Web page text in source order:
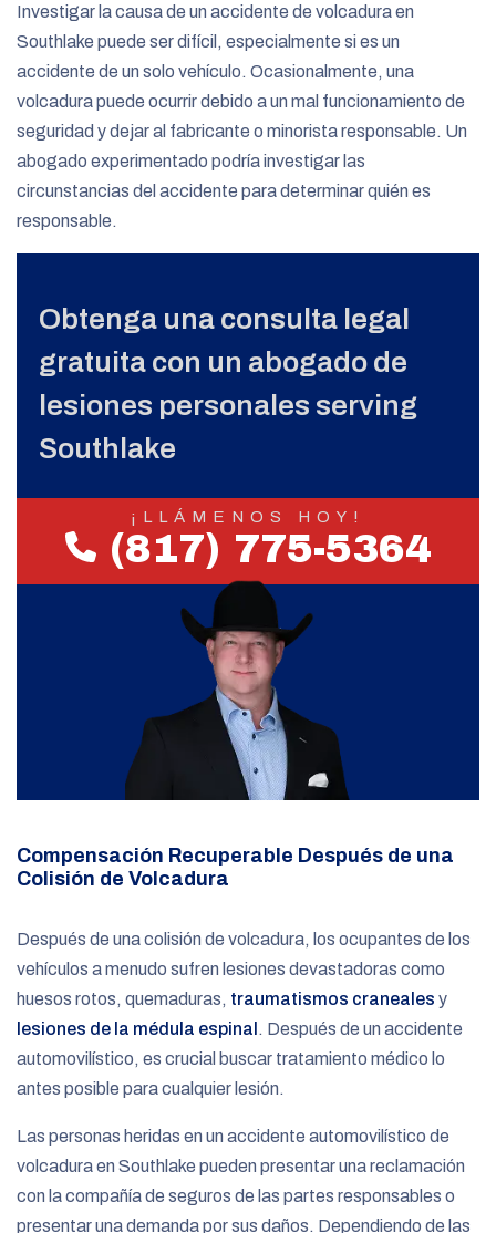
Investigar la causa de un accidente de volcadura en
Southlake puede ser difícil, especialmente si es un
accidente de un solo vehículo. Ocasionalmente, una
volcadura puede ocurrir debido a un mal funcionamiento de
seguridad y dejar al fabricante o minorista responsable. Un
abogado experimentado podría investigar las
circunstancias del accidente para determinar quién es
responsable.
Obtenga una consulta legal
gratuita con un abogado de
lesiones personales serving
Southlake
¡LLÁMENOS HOY!
(817) 775-5364
Compensación Recuperable Después de una
Colisión de Volcadura
Después de una colisión de volcadura, los ocupantes de los
vehículos a menudo sufren lesiones devastadoras como
huesos rotos, quemaduras, traumatismos craneales y
lesiones de la médula espinal . Después de un accidente
automovilístico, es crucial buscar tratamiento médico lo
antes posible para cualquier lesión.
Las personas heridas en un accidente automovilístico de
volcadura en Southlake pueden presentar una reclamación
con la compañía de seguros de las partes responsables o
presentar una demanda por sus daños. Dependiendo de las